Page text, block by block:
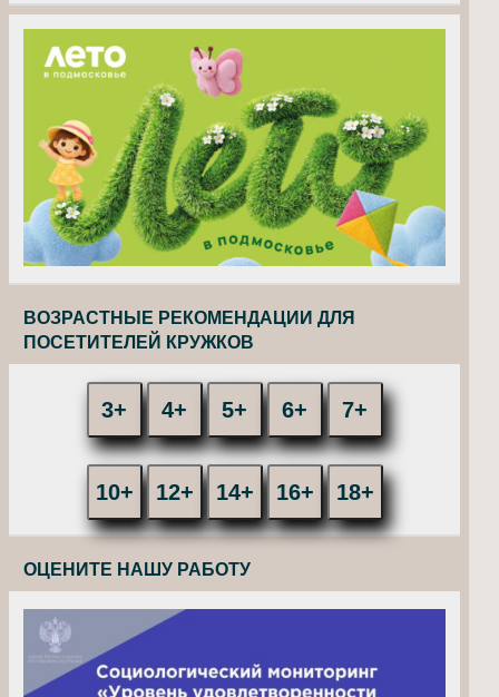
ВОЗРАСТНЫЕ РЕКОМЕНДАЦИИ ДЛЯ
ПОСЕТИТЕЛЕЙ КРУЖКОВ
3+ 4+ 5+ 6+ 7+
10+ 12+ 14+ 16+ 18+
ОЦЕНИТЕ НАШУ РАБОТУ